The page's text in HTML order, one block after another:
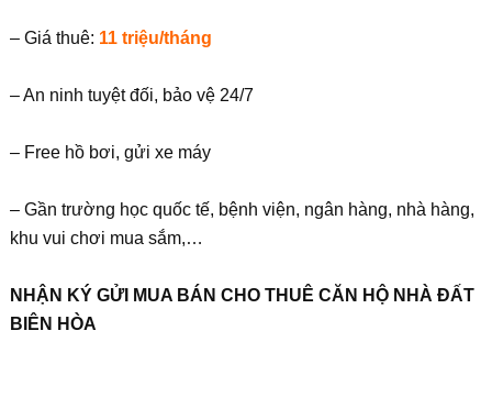
– Giá thuê: 11 triệu/tháng
– An ninh tuyệt đối, bảo vệ 24/7
– Free hồ bơi, gửi xe máy
– Gần trường học quốc tế, bệnh viện, ngân hàng, nhà hàng,
khu vui chơi mua sắm,…
NHẬN KÝ GỬI MUA BÁN CHO THUÊ CĂN HỘ NHÀ ĐẤT
BIÊN HÒA